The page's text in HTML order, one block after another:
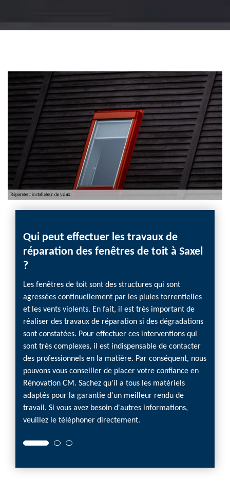
Qui peut effectuer les travaux de
réparation des fenêtres de toit à Saxel
?
Les fenêtres de toit sont des structures qui sont
agressées continuellement par les pluies torrentielles
et les vents violents. En fait, il est très important de
réaliser des travaux de réparation si des dégradations
sont constatées. Pour effectuer ces interventions qui
sont très complexes, il est indispensable de contacter
des professionnels en la matière. Par conséquent, nous
pouvons vous conseiller de placer votre confiance en
Rénovation CM. Sachez qu'il a tous les matériels
adaptés pour la garantie d'un meilleur rendu de
travail. Si vous avez besoin d'autres informations,
veuillez le téléphoner directement.